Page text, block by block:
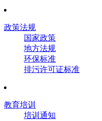
政策法规
国家政策
地方法规
环保标准
排污许可证标准
教育培训
培训通知